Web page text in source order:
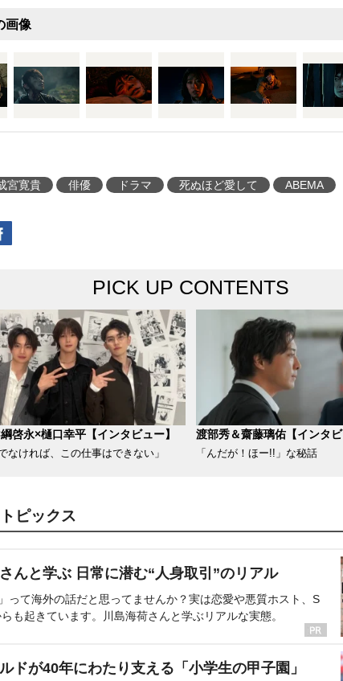
た様子。しかし、澪は「私はあなたのもの
、真人と決別した。共依存状態から抜け出
で追いかける真人。緊迫のカーチェイスを
がわかってスッキリしたけど、終わってほ
様々な反響が寄られた。
画像
宮寛貴 俳優 ドラマ 死ぬほど愛して ABEMA
PICK UP CONTENTS
啓永×樋口幸平【インタビュー】
なければ、この仕事はできない」
渡部秀＆齋藤璃佑【インタビ
「んだが！ほー!!」な秘話
ピックス
んと学ぶ 日常に潜む“人身取引”のリアル
って海外の話だと思ってませんか？実は恋愛や悪質ホスト、S
も起きています。川島海荷さんと学ぶリアルな実態。
ドが40年にわたり支える「小学生の甲子園」